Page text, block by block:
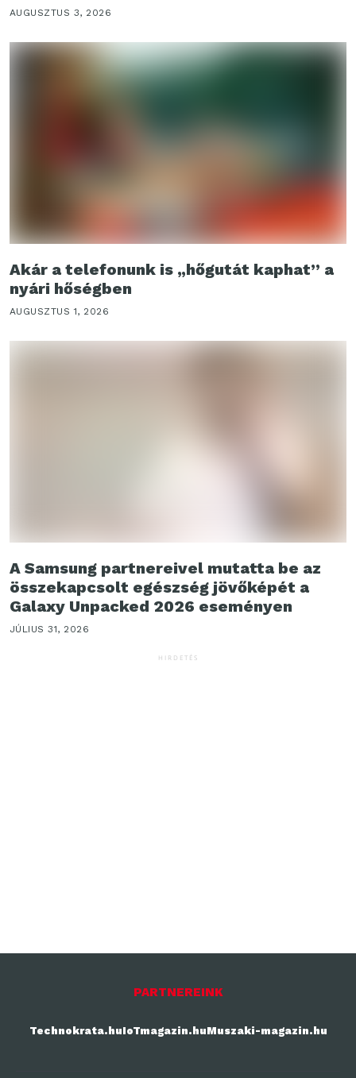
AUGUSZTUS 3, 2026
Akár a telefonunk is „hőgutát kaphat” a
nyári hőségben
AUGUSZTUS 1, 2026
A Samsung partnereivel mutatta be az
összekapcsolt egészség jövőképét a
Galaxy Unpacked 2026 eseményen
JÚLIUS 31, 2026
HIRDETÉS
PARTNEREINK
Technokrata.huIoTmagazin.huMuszaki-magazin.hu